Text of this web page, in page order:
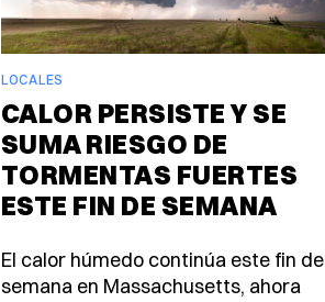
LOCALES
CALOR PERSISTE Y SE
SUMA RIESGO DE
TORMENTAS FUERTES
ESTE FIN DE SEMANA
El calor húmedo continúa este fin de
semana en Massachusetts, ahora